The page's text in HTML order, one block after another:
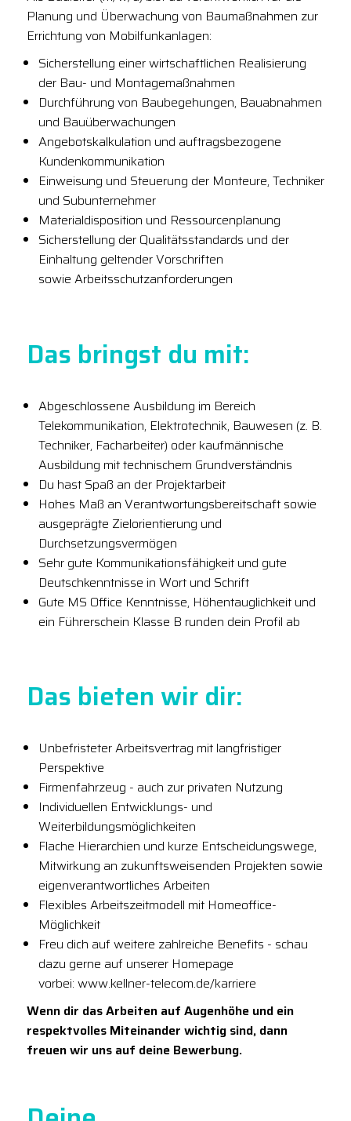
Planung und Überwachung von Baumaßnahmen zur
Errichtung von Mobilfunkanlagen:
Sicherstellung einer wirtschaftlichen Realisierung
der Bau- und Montagemaßnahmen
Durchführung von Baubegehungen, Bauabnahmen
und Bauüberwachungen
Angebotskalkulation und auftragsbezogene
Kundenkommunikation
Einweisung und Steuerung der Monteure, Techniker
und Subunternehmer
Materialdisposition und Ressourcenplanung
Sicherstellung der Qualitätsstandards und der
Einhaltung geltender Vorschriften
sowie Arbeitsschutzanforderungen
Das bringst du mit:
Abgeschlossene Ausbildung im Bereich
Telekommunikation, Elektrotechnik, Bauwesen (z. B.
Techniker, Facharbeiter) oder kaufmännische
Ausbildung mit technischem Grundverständnis
Du hast Spaß an der Projektarbeit
Hohes Maß an Verantwortungsbereitschaft sowie
ausgeprägte Zielorientierung und
Durchsetzungsvermögen
Sehr gute Kommunikationsfähigkeit und gute
Deutschkenntnisse in Wort und Schrift
Gute MS Office Kenntnisse, Höhentauglichkeit und
ein Führerschein Klasse B runden dein Profil ab
Das bieten wir dir:
Unbefristeter Arbeitsvertrag mit langfristiger
Perspektive
Firmenfahrzeug - auch zur privaten Nutzung
Individuellen Entwicklungs- und
Weiterbildungsmöglichkeiten
Flache Hierarchien und kurze Entscheidungswege,
Mitwirkung an zukunftsweisenden Projekten sowie
eigenverantwortliches Arbeiten
Flexibles Arbeitszeitmodell mit Homeoffice-
Möglichkeit
Freu dich auf weitere zahlreiche Benefits - schau
dazu gerne auf unserer Homepage
vorbei: www.kellner-telecom.de/karriere
Wenn dir das Arbeiten auf Augenhöhe und ein
respektvolles Miteinander wichtig sind, dann
freuen wir uns auf deine Bewerbung.